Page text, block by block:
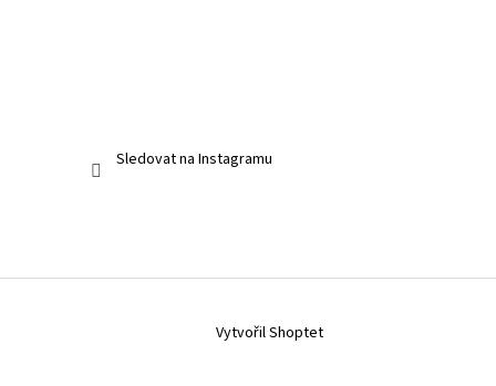
Sledovat na Instagramu
Vytvořil Shoptet